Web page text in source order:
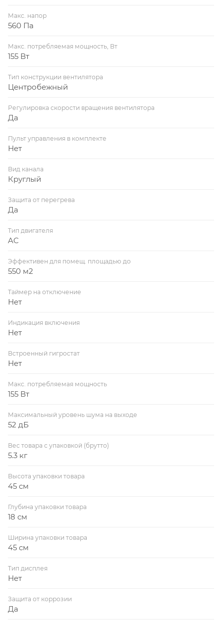
Макс. напор
560 Па
Макс. потребляемая мощность, Вт
155 Вт
Тип конструкции вентилятора
Центробежный
Регулировка скорости вращения вентилятора
Да
Пульт управления в комплекте
Нет
Вид канала
Круглый
Защита от перегрева
Да
Тип двигателя
AC
Эффективен для помещ. площадью до
550 м2
Таймер на отключение
Нет
Индикация включения
Нет
Встроенный гигростат
Нет
Макс. потребляемая мощность
155 Вт
Максимальный уровень шума на выходе
52 дБ
Вес товара с упаковкой (брутто)
5.3 кг
Высота упаковки товара
45 см
Глубина упаковки товара
18 см
Ширина упаковки товара
45 см
Тип дисплея
Нет
Защита от коррозии
Да